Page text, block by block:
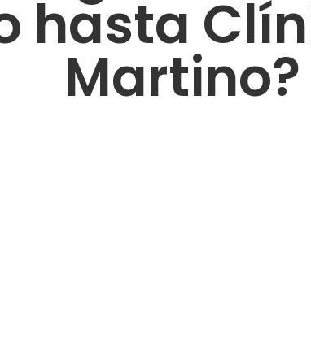
hasta
Martino?